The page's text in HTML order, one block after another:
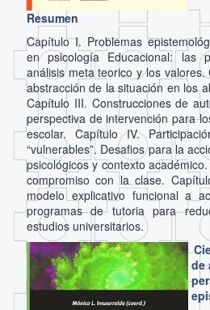
Resumen
Capítulo I. Problemas
en psicología Educacional: las
análisis meta teorico y los
abstracción de la situación en los
Capítulo III. Construcciones de
perspectiva de intervención para
escolar. Capítulo IV.
“vulnerables”. Desafios para la
psicológicos y contexto
compromiso con la clase.
modelo explicativo funcional a
programas de tutoria para
estudios universitarios.
de